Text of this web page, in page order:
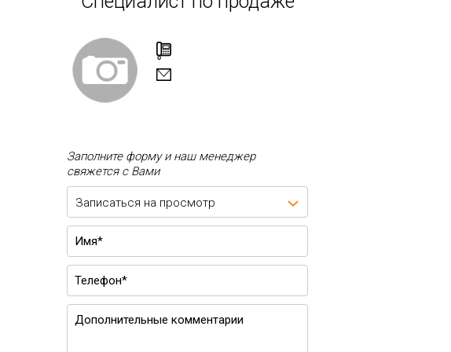
Заполните форму и наш менеджер
свяжется с Вами
Записаться на просмотр